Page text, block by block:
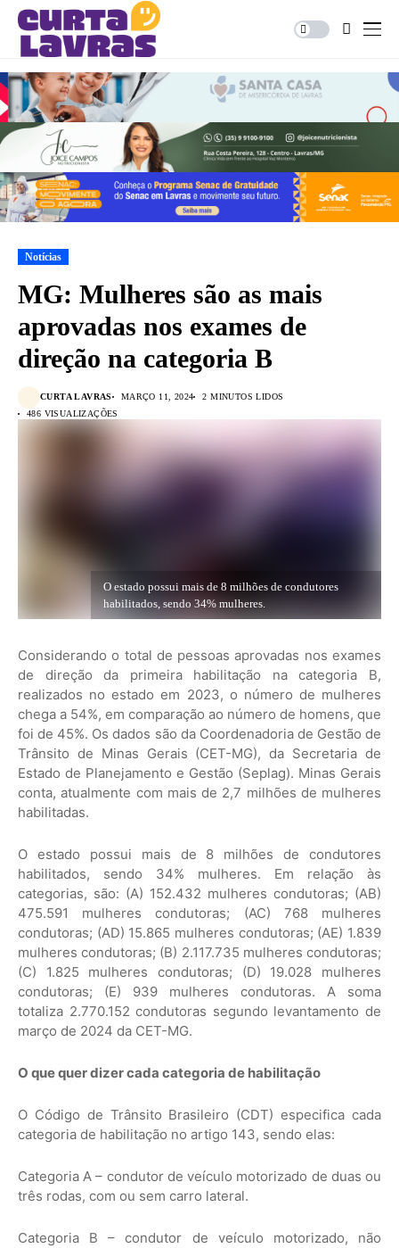
Notícias
MG: Mulheres são as mais
aprovadas nos exames de
direção na categoria B
CURTA LAVRAS MARÇO 11, 2024
2 MINUTOS LIDOS
486 VISUALIZAÇÕES
O estado possui mais de 8 milhões de condutores
habilitados, sendo 34% mulheres.
Considerando o total de pessoas aprovadas nos exames
de direção da primeira habilitação na categoria B,
realizados no estado em 2023, o número de mulheres
chega a 54%, em comparação ao número de homens, que
foi de 45%. Os dados são da Coordenadoria de Gestão de
Trânsito de Minas Gerais (CET-MG), da Secretaria de
Estado de Planejamento e Gestão (Seplag). Minas Gerais
conta, atualmente com mais de 2,7 milhões de mulheres
habilitadas.
O estado possui mais de 8 milhões de condutores
habilitados, sendo 34% mulheres. Em relação às
categorias, são: (A) 152.432 mulheres condutoras; (AB)
475.591 mulheres condutoras; (AC) 768 mulheres
condutoras; (AD) 15.865 mulheres condutoras; (AE) 1.839
mulheres condutoras; (B) 2.117.735 mulheres condutoras;
(C) 1.825 mulheres condutoras; (D) 19.028 mulheres
condutoras; (E) 939 mulheres condutoras. A soma
totaliza 2.770.152 condutoras segundo levantamento de
março de 2024 da CET-MG.
O que quer dizer cada categoria de habilitação
O Código de Trânsito Brasileiro (CDT) especifica cada
categoria de habilitação no artigo 143, sendo elas:
Categoria A – condutor de veículo motorizado de duas ou
três rodas, com ou sem carro lateral.
Categoria B – condutor de veículo motorizado, não